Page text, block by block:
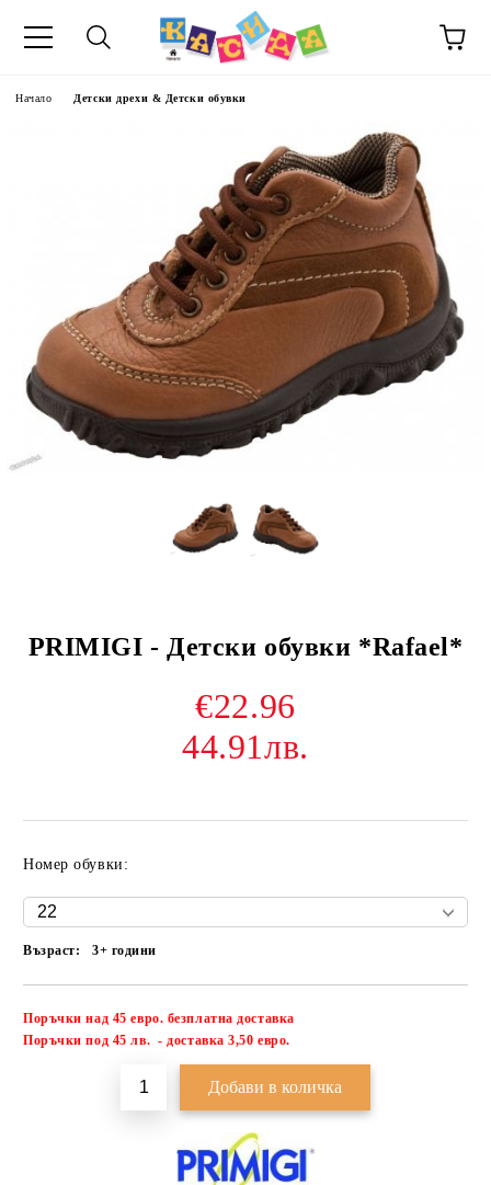
Начало Детски дрехи & Детски обувки
PRIMIGI - Детски обувки *Rafael*
€22.96
44.91лв.
Номер обувки:
Възраст: 3+ години
Поръчки над 45 евро. безплатна доставка
Поръчки под 45 лв. - доставка 3,50 евро.